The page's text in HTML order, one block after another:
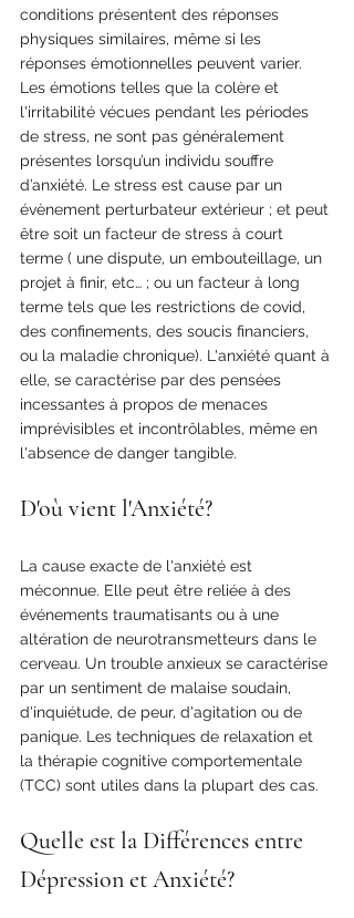
conditions présentent des réponses
physiques similaires, même si les
réponses émotionnelles peuvent varier.
Les émotions telles que la colère et
l'irritabilité vécues pendant les périodes
de stress, ne sont pas généralement
présentes lorsqu’un individu souffre
d’anxiété. Le stress est cause par un
évènement perturbateur extérieur ; et peut
être soit un facteur de stress à court
terme ( une dispute, un embouteillage, un
projet à finir, etc… ; ou un facteur à long
terme tels que les restrictions de covid,
des confinements, des soucis financiers,
ou la maladie chronique). L'anxiété quant à
elle, se caractérise par des pensées
incessantes à propos de menaces
imprévisibles et incontrôlables, même en
l'absence de danger tangible.
D'où vient l'Anxiété?
La cause exacte de l'anxiété est
méconnue. Elle peut être reliée à des
événements traumatisants ou à une
altération de neurotransmetteurs dans le
cerveau. Un trouble anxieux se caractérise
par un sentiment de malaise soudain,
d'inquiétude, de peur, d'agitation ou de
panique. Les techniques de relaxation et
la thérapie cognitive comportementale
(TCC) sont utiles dans la plupart des cas.
Quelle est la Différences entre
Dépression et Anxiété?